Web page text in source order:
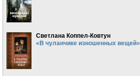
Светлана Коппел-Ковтун
«В чуланчике изношенных вещей»